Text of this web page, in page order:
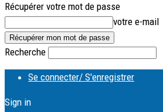
Récupérer votre mot de passe
votre e-mail
Recherche
Se connecter/ S'enregistrer
Sign in